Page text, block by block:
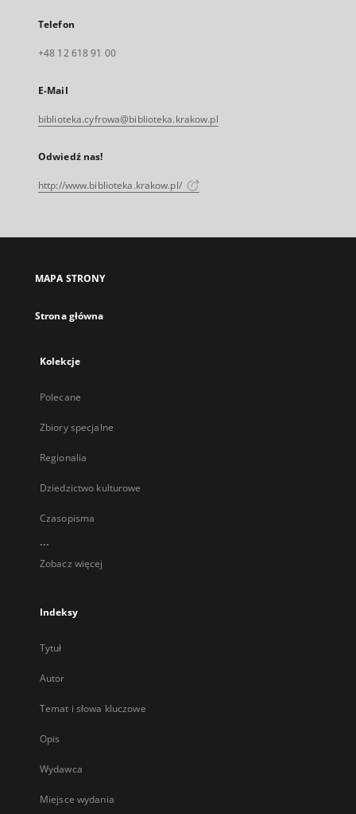
Telefon
+48 12 618 91 00
E-Mail
biblioteka.cyfrowa@biblioteka.krakow.pl
Odwiedź nas!
http://www.biblioteka.krakow.pl/
MAPA STRONY
Strona główna
Kolekcje
Polecane
Zbiory specjalne
Regionalia
Dziedzictwo kulturowe
Czasopisma
...
Zobacz więcej
Indeksy
Tytuł
Autor
Temat i słowa kluczowe
Opis
Wydawca
Miejsce wydania